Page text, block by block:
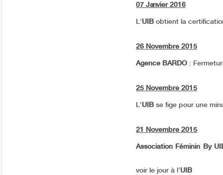
07 Janvier 2016
L’UIB obtient la
26 Novembre 2015
Agence BARDO :
25 Novembre 2015
L'UIB se fige pour une
21 Novembre 2015
Association Féminin By
voir le jour à l’UIB